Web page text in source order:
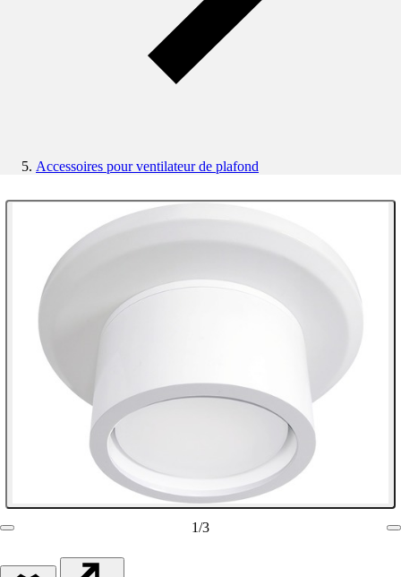
Accessoires pour ventilateur de plafond
1/3